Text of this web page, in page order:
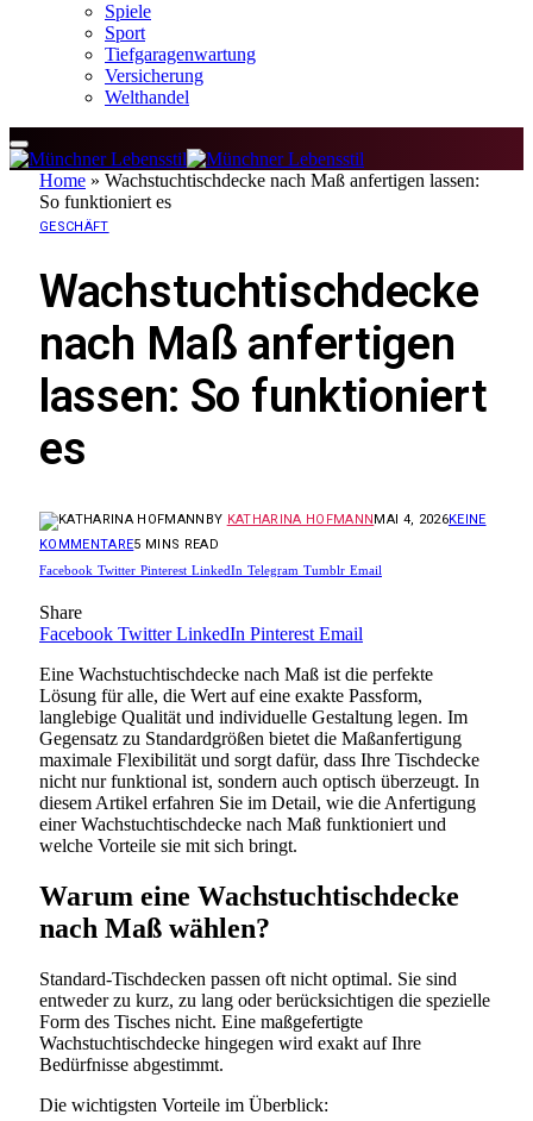
Spiele
Sport
Tiefgaragenwartung
Versicherung
Welthandel
Home » Wachstuchtischdecke nach Maß anfertigen lassen:
So funktioniert es
GESCHÄFT
Wachstuchtischdecke
nach Maß anfertigen
lassen: So funktioniert
es
BY KATHARINA HOFMANNMAI 4, 2026KEINE
KOMMENTARE5 MINS READ
Facebook Twitter Pinterest LinkedIn Telegram Tumblr Email
Share
Facebook Twitter LinkedIn Pinterest Email
Eine Wachstuchtischdecke nach Maß ist die perfekte
Lösung für alle, die Wert auf eine exakte Passform,
langlebige Qualität und individuelle Gestaltung legen. Im
Gegensatz zu Standardgrößen bietet die Maßanfertigung
maximale Flexibilität und sorgt dafür, dass Ihre Tischdecke
nicht nur funktional ist, sondern auch optisch überzeugt. In
diesem Artikel erfahren Sie im Detail, wie die Anfertigung
einer Wachstuchtischdecke nach Maß funktioniert und
welche Vorteile sie mit sich bringt.
Warum eine Wachstuchtischdecke
nach Maß wählen?
Standard-Tischdecken passen oft nicht optimal. Sie sind
entweder zu kurz, zu lang oder berücksichtigen die spezielle
Form des Tisches nicht. Eine maßgefertigte
Wachstuchtischdecke hingegen wird exakt auf Ihre
Bedürfnisse abgestimmt.
Die wichtigsten Vorteile im Überblick: